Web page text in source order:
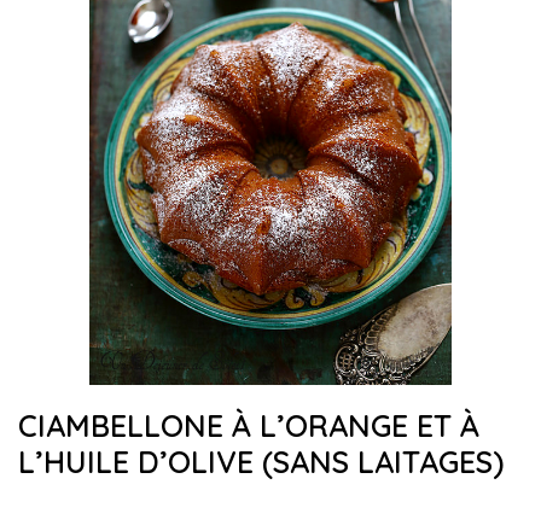
CIAMBELLONE À L’ORANGE ET À
L’HUILE D’OLIVE (SANS LAITAGES)